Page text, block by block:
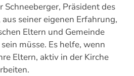
Schneeberger, Präsident des
seiner eigenen Erfahrung,
Eltern und Gemeinde
müsse. Es helfe, wenn
Eltern, aktiv in der Kirche